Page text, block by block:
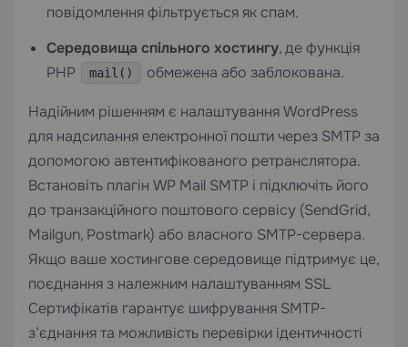
повідомлення фільтрується як спам.
Середовища спільного хостингу, де функція
PHP
mail() обмежена або заблокована.
Надійним рішенням є налаштування WordPress
для надсилання електронної пошти через SMTP за
допомогою автентифікованого ретранслятора.
Встановіть плагін WP Mail SMTP і підключіть його
до транзакційного поштового сервісу (SendGrid,
Mailgun, Postmark) або власного SMTP-сервера.
Якщо ваше хостингове середовище підтримує це,
поєднання з належним налаштуванням SSL
Сертифікатів гарантує шифрування SMTP-
з’єднання та можливість перевірки ідентичності